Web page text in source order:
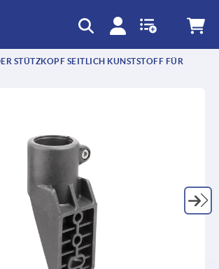
STÜTZKOPF SEITLICH KUNSTSTOFF FÜR